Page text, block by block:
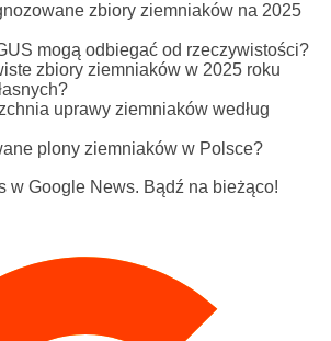
zbiory ziemniaków na 2025
mogą odbiegać od rzeczywistości?
zbiory ziemniaków w 2025 roku
uprawy ziemniaków według
plony ziemniaków w Polsce?
w Google News. Bądź na bieżąco!